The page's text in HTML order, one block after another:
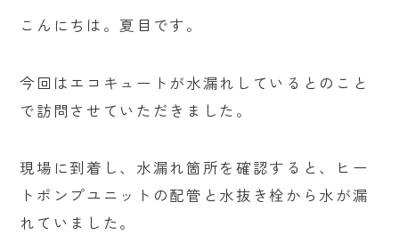
こんにちは。夏目です。
今回はエコキュートが水漏れしているとのこと
で訪問させていただきました。
現場に到着し、水漏れ箇所を確認すると、ヒー
トポンプユニットの配管と水抜き栓から水が漏
れていました。